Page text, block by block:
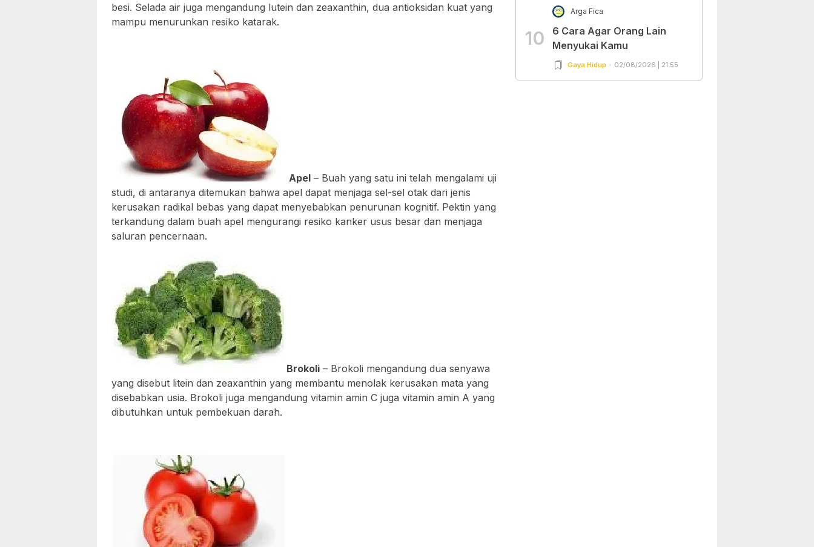
besi. Selada air juga mengandung lutein dan zeaxanthin, dua antioksidan kuat yang
mampu menurunkan resiko katarak.
Apel – Buah yang satu ini telah mengalami uji
studi, di antaranya ditemukan bahwa apel dapat menjaga sel-sel otak dari jenis
kerusakan radikal bebas yang dapat menyebabkan penurunan kognitif. Pektin yang
terkandung dalam buah apel mengurangi resiko kanker usus besar dan menjaga
saluran pencernaan.
Brokoli – Brokoli mengandung dua senyawa
yang disebut litein dan zeaxanthin yang membantu menolak kerusakan mata yang
disebabkan usia. Brokoli juga mengandung vitamin amin C juga vitamin amin A yang
dibutuhkan untuk pembekuan darah.
10
Arga Fica
6 Cara Agar Orang Lain
Menyukai Kamu
Gaya Hidup 02/08/2026 | 21:55